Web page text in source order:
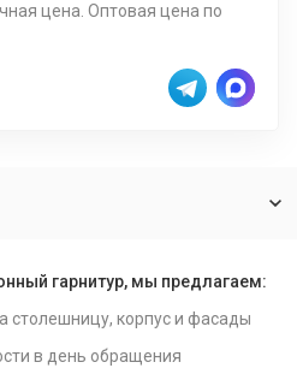
цена. Оптовая цена по
гарнитур, мы предлагаем:
столешницу, корпус и фасады
в день обращения